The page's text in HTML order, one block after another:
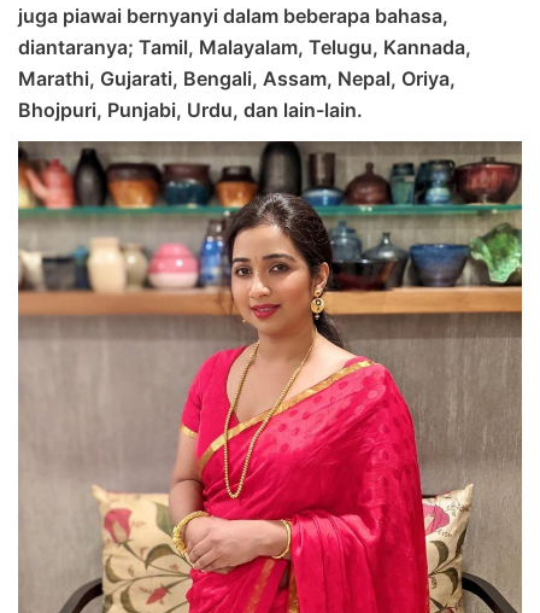
juga piawai bernyanyi dalam beberapa bahasa,
diantaranya; Tamil, Malayalam, Telugu, Kannada,
Marathi, Gujarati, Bengali, Assam, Nepal, Oriya,
Bhojpuri, Punjabi, Urdu, dan lain-lain.